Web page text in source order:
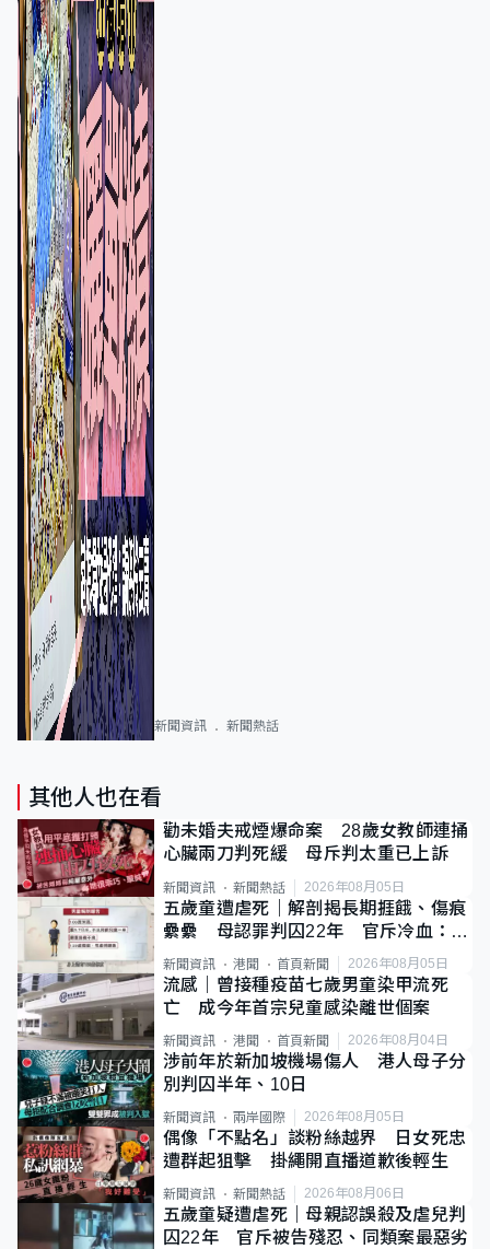
新聞資訊 新聞熱話
其他人也在看
勸未婚夫戒煙爆命案 28歲女教師連捅
心臟兩刀判死緩 母斥判太重已上訴
新聞資訊 新聞熱話 2026年08月05日
五歲童遭虐死｜解剖揭長期捱餓、傷痕
纍纍 母認罪判囚22年 官斥冷血：同
類案最惡劣
新聞資訊 港聞 首頁新聞 2026年08月05日
流感｜曾接種疫苗七歲男童染甲流死
亡 成今年首宗兒童感染離世個案
新聞資訊 港聞 首頁新聞 2026年08月04日
涉前年於新加坡機場傷人 港人母子分
別判囚半年、10日
新聞資訊 兩岸國際 2026年08月05日
偶像「不點名」談粉絲越界 日女死忠
遭群起狙擊 掛繩開直播道歉後輕生
新聞資訊 新聞熱話 2026年08月06日
五歲童疑遭虐死｜母親認誤殺及虐兒判
囚22年 官斥被告殘忍、同類案最惡劣